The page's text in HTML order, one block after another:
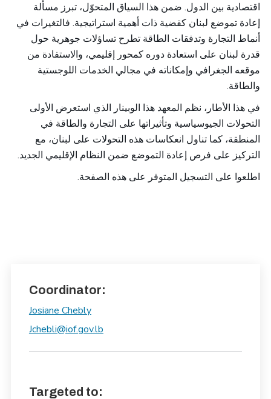
اقتصادية بين الدول. ضمن هذا السياق المتحوّل، تبرز مسألة
إعادة تموضع لبنان كقضية ذات أهمية استراتيجية. فالتغيرات في
أنماط التجارة وتدفقات الطاقة تطرح تساؤلات جوهرية حول
قدرة لبنان على استعادة دوره كمحور إقليمي، والاستفادة من
موقعه الجغرافي وإمكاناته في مجالي الخدمات اللوجستية
والطاقة.
في هذا الأطار، نظم المعهد هذا الوبينار الذي استعرض الأولى
التحولات الجيوسياسية وتأثيراتها على التجارة والطاقة في
المنطقة، كما تناول انعكاسات هذه التحولات على لبنان، مع
التركيز على فرص إعادة التموضع ضمن النظام الإقليمي الجديد.
اطلعوا على التسجيل المتوفر على هذه الصفحة.
Coordinator:
Josiane Chebly
Jchebli@iof.gov.lb
Targeted to: